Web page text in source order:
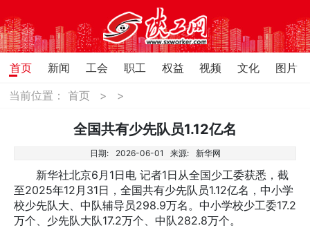
首页 新闻 工会 职工 权益 视频 文化
图片
当前位置：首页 > >
全国共有少先队员1.12亿名
日期: 2026-06-01 来源: 新华网
新华社北京6月1日电 记者1日从全国少工委获悉，截
至2025年12月31日，全国共有少先队员1.12亿名，中小学
校少先队大、中队辅导员298.9万名。中小学校少工委17.2
万个、少先队大队17.2万个、中队282.8万个。